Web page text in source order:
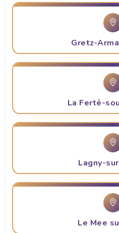
Gretz-
La Ferté-
Lagny-
Le Mee